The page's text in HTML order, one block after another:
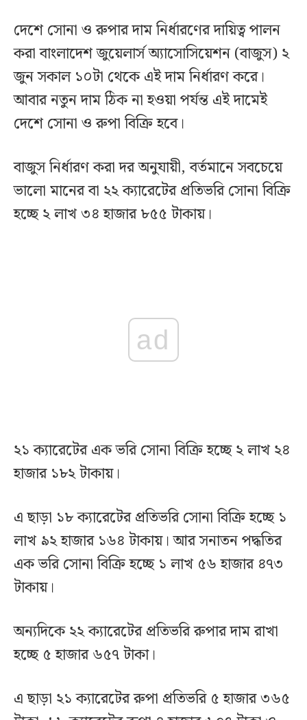
দেশে সোনা ও রুপার দাম নির্ধারণের দায়িত্ব পালন
করা বাংলাদেশ জুয়েলার্স অ্যাসোসিয়েশন (বাজুস) ২
জুন সকাল ১০টা থেকে এই দাম নির্ধারণ করে।
আবার নতুন দাম ঠিক না হওয়া পর্যন্ত এই দামেই
দেশে সোনা ও রুপা বিক্রি হবে।
বাজুস নির্ধারণ করা দর অনুযায়ী, বর্তমানে সবচেয়ে
ভালো মানের বা ২২ ক্যারেটের প্রতিভরি সোনা বিক্রি
হচ্ছে ২ লাখ ৩৪ হাজার ৮৫৫ টাকায়।
ad
২১ ক্যারেটের এক ভরি সোনা বিক্রি হচ্ছে ২ লাখ ২৪
হাজার ১৮২ টাকায়।
এ ছাড়া ১৮ ক্যারেটের প্রতিভরি সোনা বিক্রি হচ্ছে ১
লাখ ৯২ হাজার ১৬৪ টাকায়। আর সনাতন পদ্ধতির
এক ভরি সোনা বিক্রি হচ্ছে ১ লাখ ৫৬ হাজার ৪৭৩
টাকায়।
অন্যদিকে ২২ ক্যারেটের প্রতিভরি রুপার দাম রাখা
হচ্ছে ৫ হাজার ৬৫৭ টাকা।
এ ছাড়া ২১ ক্যারেটের রুপা প্রতিভরি ৫ হাজার ৩৬৫